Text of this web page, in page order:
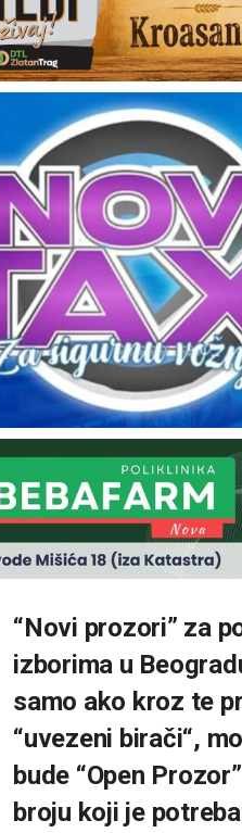
“Novi prozori” za
izborima u
samo ako kroz te
“uvezeni birači“,
bude “Open
broju koji je